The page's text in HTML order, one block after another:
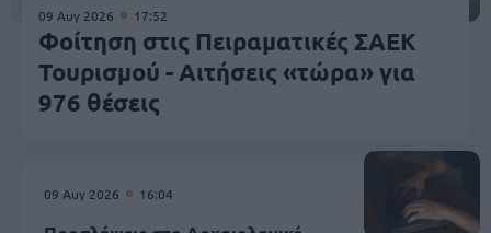
09 Αυγ 2026 17:52
Φοίτηση στις Πειραματικές ΣΑΕΚ
Τουρισμού - Αιτήσεις «τώρα» για
976 θέσεις
09 Αυγ 2026 16:04